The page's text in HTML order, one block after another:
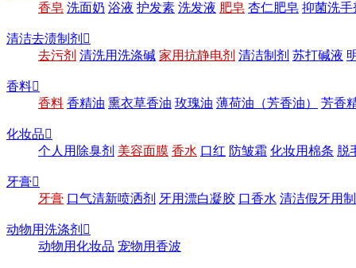
香皂 洗面奶 浴液 护发素 洗发液 肥皂 杏仁肥皂 抑菌洗手
清洁去渍制剂 
去污剂 清洗用洗涤碱 家用抗静电剂 清洁制剂 苏打碱液
香料
香料 香精油 熏衣草香油 玫瑰油 薄荷油（芳香油） 芳香
化妆品
个人用除臭剂 美容面膜 香水 口红 防皱霜 化妆用棉条 脱
牙膏
牙膏 口气清新喷洒剂 牙用漂白凝胶 口香水 清洁假牙用
动物用洗涤剂 
动物用化妆品 宠物用香波